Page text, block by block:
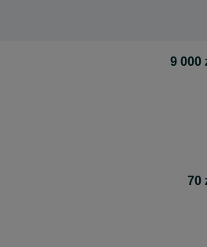
9 000
70